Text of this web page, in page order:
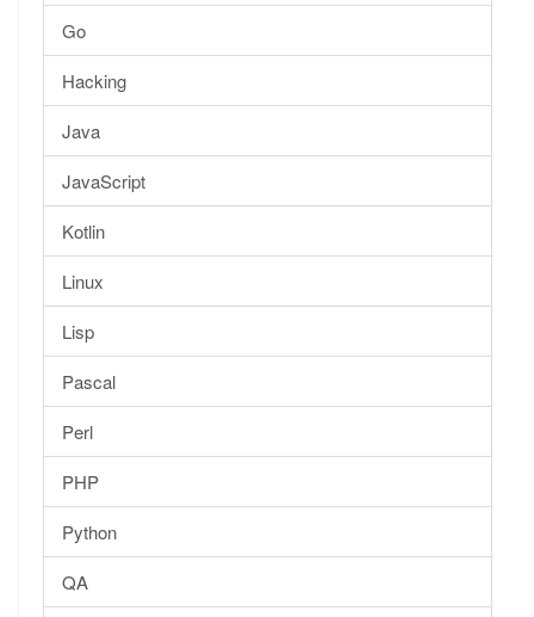
Go
Hacking
Java
JavaScript
Kotlin
Linux
Lisp
Pascal
Perl
PHP
Python
QA